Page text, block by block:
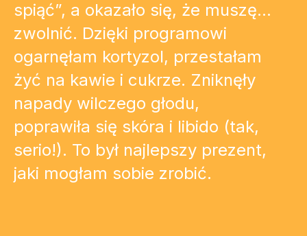
spiąć”, a okazało się, że muszę…
zwolnić. Dzięki programowi
ogarnęłam kortyzol, przestałam
żyć na kawie i cukrze. Zniknęły
napady wilczego głodu,
poprawiła się skóra i libido (tak,
serio!). To był najlepszy prezent,
jaki mogłam sobie zrobić.